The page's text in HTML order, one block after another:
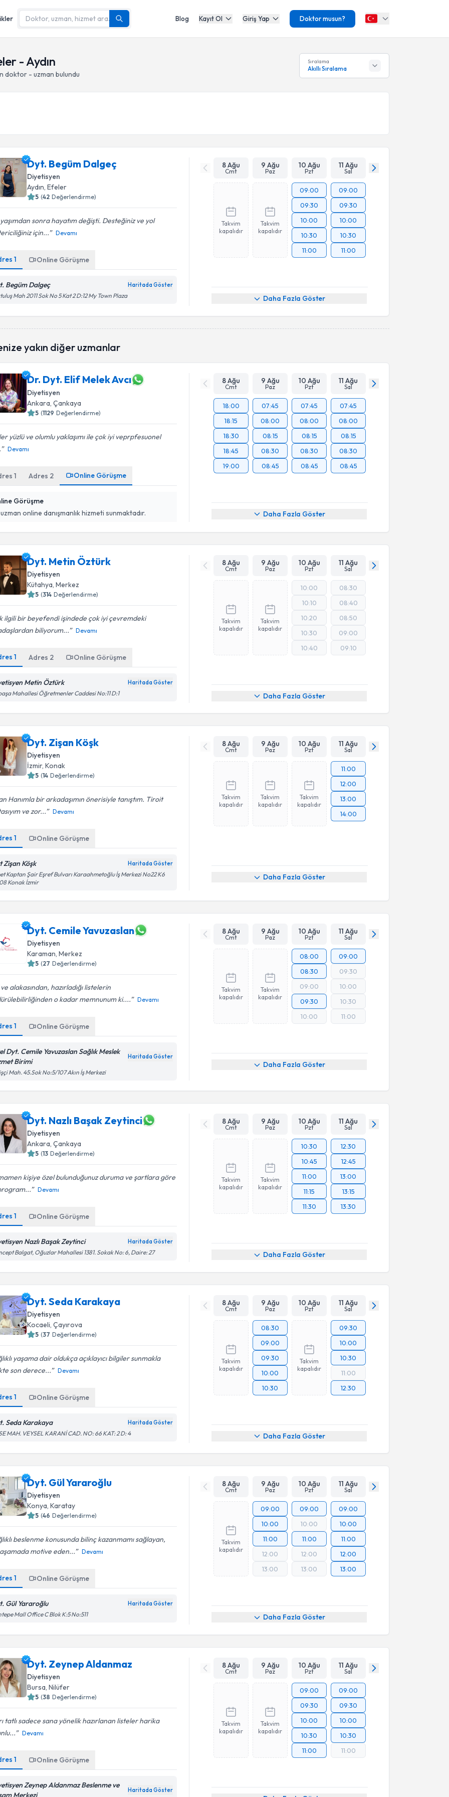
Blog Kayıt Ol Giriş Yap Doktor musun?
- Aydın
doktor - uzman bulundu
Sıralama
Akıllı Sıralama
Dyt. Begüm Dalgeç
Diyetisyen
Aydın, Efeler
5 (42 Değerlendirme)
sonra hayatım değişti. Desteğiniz ve yol
için...
Devamı
1 Online Görüşme
Begüm Dalgeç Haritada Göster
Mah 2011 Sok No 5 Kat 2 D:12 My Town Plaza
8 Ağu
Cmt
9 Ağu
Paz
10 Ağu
Pzt
11 Ağu
Sal
Takvim
kapalıdır
Takvim
kapalıdır
09:00
09:30
10:00
10:30
11:00
09:00
09:30
10:00
10:30
11:00
Daha Fazla Göster
yakın diğer uzmanlar
Dr. Dyt. Elif Melek Avcı
Diyetisyen
Ankara , Çankaya
5 (1129 Değerlendirme)
yüzlü ve olumlu yaklaşımı ile çok iyi veprpfesuonel
Devamı
1 Adres 2 Online Görüşme
Görüşme
online danışmanlık hizmeti sunmaktadır.
8 Ağu
Cmt
9 Ağu
Paz
10 Ağu
Pzt
11 Ağu
Sal
18:00
18:15
18:30
18:45
19:00
07:45
08:00
08:15
08:30
08:45
07:45
08:00
08:15
08:30
08:45
07:45
08:00
08:15
08:30
08:45
Daha Fazla Göster
Dyt. Metin Öztürk
Diyetisyen
Kütahya , Merkez
5 (314 Değerlendirme)
ilgili bir beyefendi işindede çok iyi çevremdeki
biliyorum...
Devamı
1 Adres 2 Online Görüşme
Metin Öztürk Haritada Göster
Mahallesi Öğretmenler Caddesi No:11 D:1
8 Ağu
Cmt
9 Ağu
Paz
10 Ağu
Pzt
11 Ağu
Sal
Takvim
kapalıdır
Takvim
kapalıdır
10:00
10:10
10:20
10:30
10:40
08:30
08:40
08:50
09:00
09:10
Daha Fazla Göster
Dyt. Zişan Köşk
Diyetisyen
İzmir, Konak
5 (14 Değerlendirme)
Hanımla bir arkadaşımın önerisiyle tanıştım. Tiroit
ve zor...
Devamı
1 Online Görüşme
Zişan Köşk Haritada Göster
Kaptan Şair Eşref Bulvarı Karaahmetoğlu İş Merkezi No22 K6
Konak İzmir
8 Ağu
Cmt
9 Ağu
Paz
10 Ağu
Pzt
11 Ağu
Sal
Takvim
kapalıdır
Takvim
kapalıdır
Takvim
kapalıdır
11:00
12:00
13:00
14:00
Daha Fazla Göster
Dyt. Cemile Yavuzaslan
Diyetisyen
Karaman, Merkez
5 (27 Değerlendirme)
alakasından, hazırladığı listelerin
o kadar memnunum ki....
Devamı
1 Online Görüşme
Dyt. Cemile Yavuzaslan Sağlık Meslek
Birimi
Haritada Göster
Mah. 45.Sok No:5/107 Akın İş Merkezi
8 Ağu
Cmt
9 Ağu
Paz
10 Ağu
Pzt
11 Ağu
Sal
Takvim
kapalıdır
Takvim
kapalıdır
08:00
08:30
09:00
09:30
10:00
09:00
09:30
10:00
10:30
11:00
Daha Fazla Göster
Dyt. Nazlı Başak Zeytinci
Diyetisyen
Ankara, Çankaya
5 (13 Değerlendirme)
kişiye özel bulunduğunuz duruma ve şartlara göre
Devamı
1 Online Görüşme
Nazlı Başak Zeytinci Haritada Göster
Balgat, Oğuzlar Mahallesi 1381. Sokak No: 6, Daire: 27
8 Ağu
Cmt
9 Ağu
Paz
10 Ağu
Pzt
11 Ağu
Sal
Takvim
kapalıdır
Takvim
kapalıdır
10:30
10:45
11:00
11:15
11:30
12:30
12:45
13:00
13:15
13:30
Daha Fazla Göster
Dyt. Seda Karakaya
Diyetisyen
Kocaeli , Çayırova
5 (37 Değerlendirme)
yaşama dair oldukça açıklayıcı bilgiler sunmakla
son derece...
Devamı
1 Online Görüşme
Seda Karakaya Haritada Göster
MAH. VEYSEL KARANİ CAD. NO: 66 KAT: 2 D: 4
8 Ağu
Cmt
9 Ağu
Paz
10 Ağu
Pzt
11 Ağu
Sal
Takvim
kapalıdır
08:30
09:00
09:30
10:00
10:30
Takvim
kapalıdır
09:30
10:00
10:30
11:00
12:30
Daha Fazla Göster
Dyt. Gül Yararoğlu
Diyetisyen
Konya, Karatay
5 (46 Değerlendirme)
beslenme konusunda bilinç kazanmamı sağlayan,
motive eden...
Devamı
1 Online Görüşme
Gül Yararoğlu Haritada Göster
Mall Office C Blok K:5 No:511
8 Ağu
Cmt
9 Ağu
Paz
10 Ağu
Pzt
11 Ağu
Sal
Takvim
kapalıdır
09:00
10:00
11:00
12:00
13:00
09:00
10:00
11:00
12:00
13:00
09:00
10:00
11:00
12:00
13:00
Daha Fazla Göster
Dyt. Zeynep Aldanmaz
Diyetisyen
Bursa , Nilüfer
5 (38 Değerlendirme)
tatlı sadece sana yönelik hazırlanan listeler harika
Devamı
1 Online Görüşme
Zeynep Aldanmaz Beslenme ve
Merkezi
Haritada Göster
8 Ağu
Cmt
9 Ağu
Paz
10 Ağu
Pzt
11 Ağu
Sal
Takvim
kapalıdır
Takvim
kapalıdır
09:00
09:30
10:00
10:30
11:00
09:00
09:30
10:00
10:30
11:00